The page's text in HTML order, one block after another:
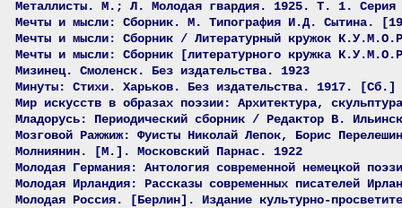
Металлисты. М.; Л. Молодая гвардия. 1925. Т. 1. Серия
Мечты и мысли: Сборник. М. Типография И.Д. Сытина.
Мечты и мысли: Сборник / Литературный кружок
Мечты и мысли: Сборник [литературного кружка
Мизинец. Смоленск. Без издательства. 1923
Минуты: Стихи. Харьков. Без издательства. 1917. [Сб.]
Мир искусств в образах поэзии: Архитектура,
Младорусь: Периодический сборник / Редактор В.
Мозговой Ражжиж: Фуисты Николай Лепок, Борис
Молниянин. [М.]. Московский Парнас. 1922
Молодая Германия: Антология современной немецкой
Молодая Ирландия: Рассказы современных писателей
Молодая Россия. [Берлин]. Издание культурно-